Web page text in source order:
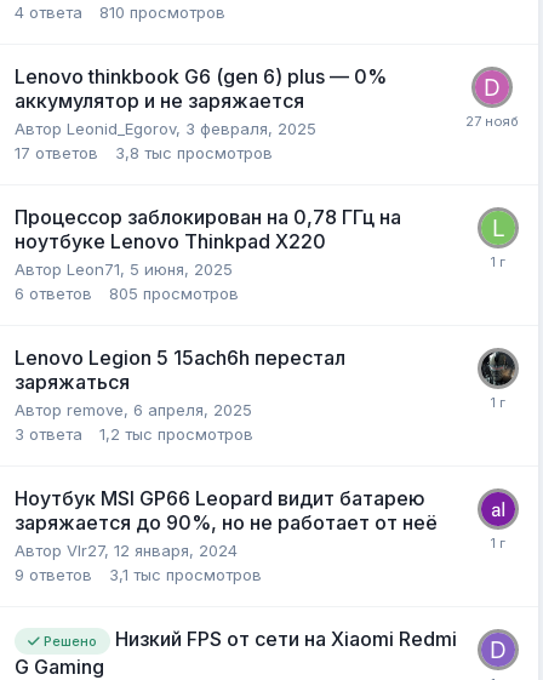
4 ответа 810 просмотров
Lenovo thinkbook G6 (gen 6) plus — 0%
аккумулятор и не заряжается
Автор Leonid_Egorov, 3 февраля, 2025
17 ответов 3,8 тыс просмотров
Процессор заблокирован на 0,78 ГГц на
ноутбуке Lenovo Thinkpad X220
Автор Leon71, 5 июня, 2025
6 ответов 805 просмотров
Lenovo Legion 5 15ach6h перестал
заряжаться
Автор remove, 6 апреля, 2025
3 ответа 1,2 тыс просмотров
Ноутбук MSI GP66 Leopard видит батарею
заряжается до 90%, но не работает от неё
Автор Vlr27, 12 января, 2024
9 ответов 3,1 тыс просмотров
Решено
Низкий FPS от сети на Xiaomi Redmi
G Gaming